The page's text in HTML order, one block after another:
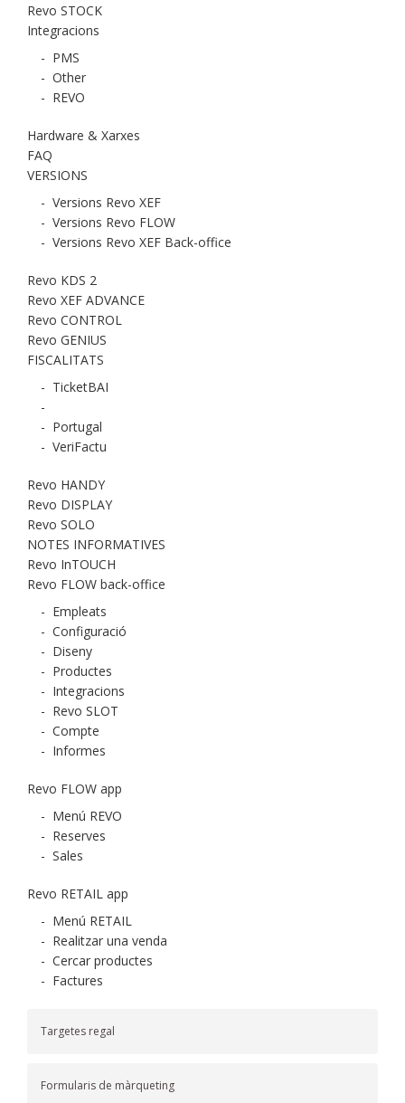
Revo STOCK
Integracions
- PMS
- Other
- REVO
Hardware & Xarxes
FAQ
VERSIONS
- Versions Revo XEF
- Versions Revo FLOW
- Versions Revo XEF Back-office
Revo KDS 2
Revo XEF ADVANCE
Revo CONTROL
Revo GENIUS
FISCALITATS
- TicketBAI
-
- Portugal
- VeriFactu
Revo HANDY
Revo DISPLAY
Revo SOLO
NOTES INFORMATIVES
Revo InTOUCH
Revo FLOW back-office
- Empleats
- Configuració
- Diseny
- Productes
- Integracions
- Revo SLOT
- Compte
- Informes
Revo FLOW app
- Menú REVO
- Reserves
- Sales
Revo RETAIL app
- Menú RETAIL
- Realitzar una venda
- Cercar productes
- Factures
Targetes regal
Formularis de màrqueting